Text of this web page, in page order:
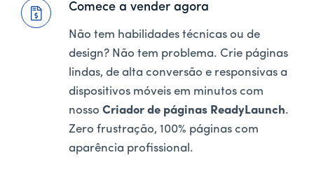
Comece a vender agora
Não tem habilidades técnicas ou de
design? Não tem problema. Crie páginas
lindas, de alta conversão e responsivas a
dispositivos móveis em minutos com
nosso Criador de páginas ReadyLaunch.
Zero frustração, 100% páginas com
aparência profissional.